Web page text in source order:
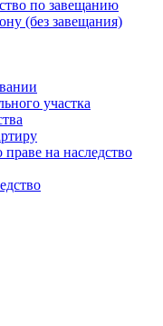
по завещанию
(без завещания)
участка
на наследство